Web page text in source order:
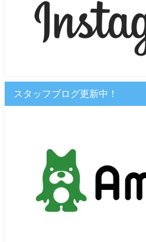
スタッフブログ更新中！